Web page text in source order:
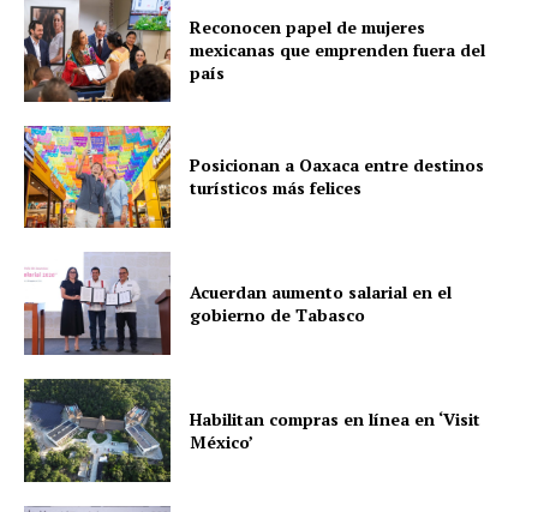
Reconocen papel de mujeres
mexicanas que emprenden fuera del
país
Posicionan a Oaxaca entre destinos
turísticos más felices
Acuerdan aumento salarial en el
gobierno de Tabasco
Habilitan compras en línea en ‘Visit
México’